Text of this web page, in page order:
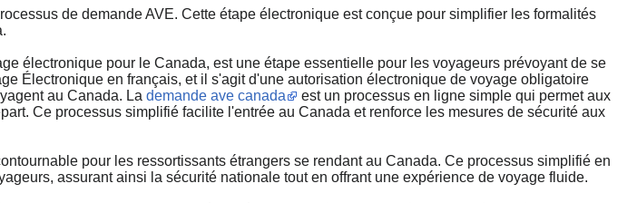
de demande AVE. Cette étape électronique est conçue pour simplifier les formalités
électronique pour le Canada, est une étape essentielle pour les voyageurs prévoyant de se
Électronique en français, et il s'agit d'une autorisation électronique de voyage obligatoire
au Canada. La demande ave canada
est un processus en ligne simple qui permet aux
Ce processus simplifié facilite l'entrée au Canada et renforce les mesures de sécurité aux
pour les ressortissants étrangers se rendant au Canada. Ce processus simplifié en
assurant ainsi la sécurité nationale tout en offrant une expérience de voyage fluide.